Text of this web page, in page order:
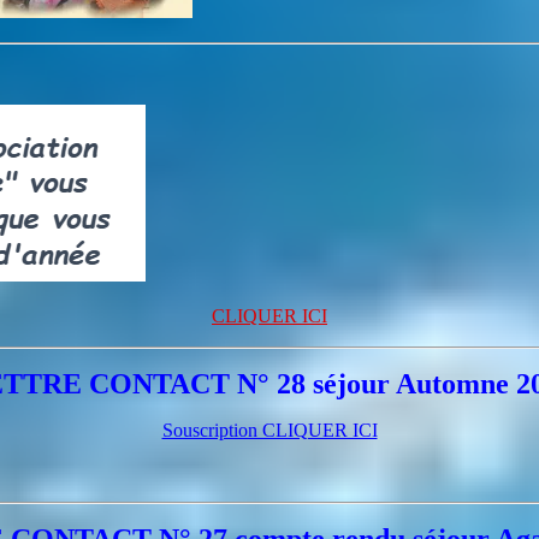
CLIQUER ICI
CONTACT N° 28 séjour Automne
Souscription CLIQUER ICI